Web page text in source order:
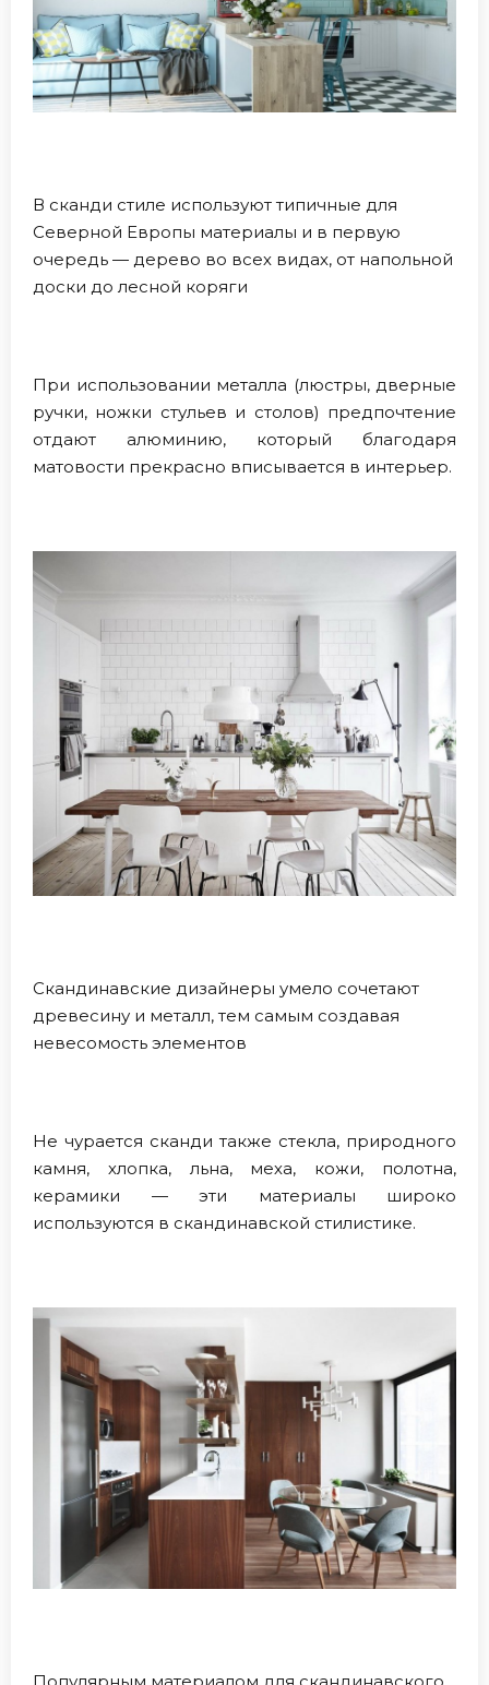
В сканди стиле используют типичные для
Северной Европы материалы и в первую
очередь — дерево во всех видах, от напольной
доски до лесной коряги
При использовании металла (люстры, дверные
ручки, ножки стульев и столов) предпочтение
отдают алюминию, который благодаря
матовости прекрасно вписывается в интерьер.
Скандинавские дизайнеры умело сочетают
древесину и металл, тем самым создавая
невесомость элементов
Не чурается сканди также стекла, природного
камня, хлопка, льна, меха, кожи, полотна,
керамики — эти материалы широко
используются в скандинавской стилистике.
Популярным материалом для скандинавского